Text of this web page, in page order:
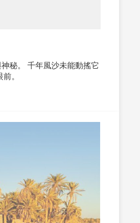
秘。 千年風沙未能動搖它
。